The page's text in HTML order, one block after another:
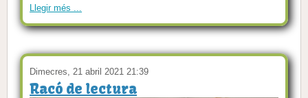
Llegir més ...
Dimecres, 21 abril 2021 21:39
Racó de lectura